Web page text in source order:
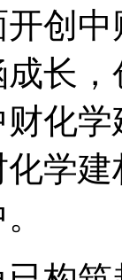
中
长
化
学